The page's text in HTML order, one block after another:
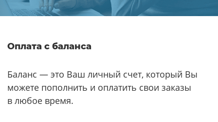
Оплата с баланса
Баланс — это Ваш личный счет, который Вы
можете пополнить и оплатить свои заказы
в любое время.